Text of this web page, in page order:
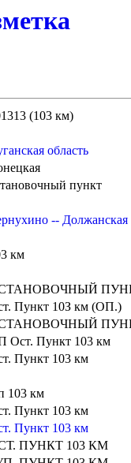
(103 км)
область
пункт
-- Должанская
км
Пункт 10З км (ОП.)
Ост. Пункт 103 км
Пункт 103 км
103 км
Пункт 103 км
Пункт 103 км
ПУНКТ 103 КМ